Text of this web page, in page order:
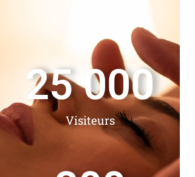
Visiteurs
25 000